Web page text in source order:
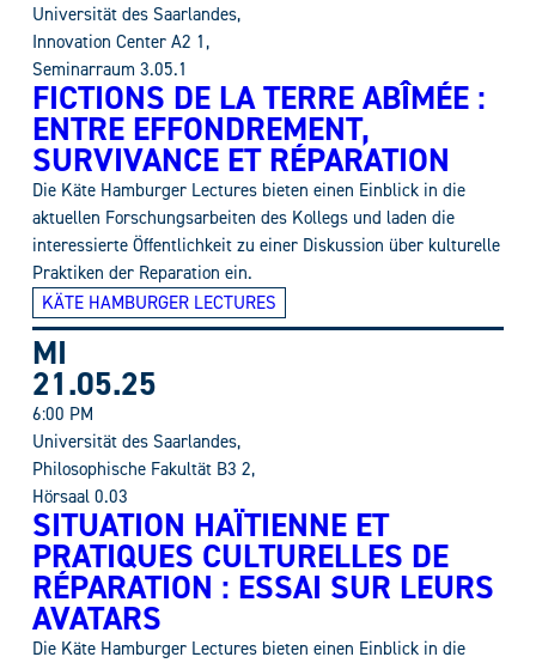
Universität des Saarlandes,
Innovation Center A2 1,
Seminarraum 3.05.1
FICTIONS DE LA TERRE ABÎMÉE :
ENTRE EFFONDREMENT,
SURVIVANCE ET RÉPARATION
Die Käte Hamburger Lectures bieten einen Einblick in die
aktuellen Forschungsarbeiten des Kollegs und laden die
interessierte Öffentlichkeit zu einer Diskussion über kulturelle
Praktiken der Reparation ein.
KÄTE HAMBURGER LECTURES
MI
21.05.25
6:00 PM
Universität des Saarlandes,
Philosophische Fakultät B3 2,
Hörsaal 0.03
SITUATION HAÏTIENNE ET
PRATIQUES CULTURELLES DE
RÉPARATION : ESSAI SUR LEURS
AVATARS
Die Käte Hamburger Lectures bieten einen Einblick in die